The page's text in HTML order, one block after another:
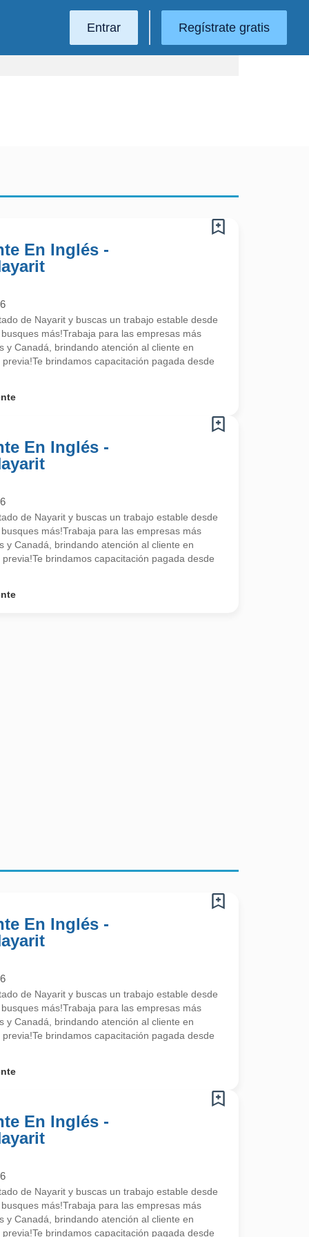
Entrar Regístrate gratis
En Inglés -
de Nayarit y buscas un trabajo estable desde
más!Trabaja para las empresas más
y Canadá, brindando atención al cliente en
brindamos capacitación pagada desde
En Inglés -
de Nayarit y buscas un trabajo estable desde
más!Trabaja para las empresas más
y Canadá, brindando atención al cliente en
brindamos capacitación pagada desde
En Inglés -
de Nayarit y buscas un trabajo estable desde
más!Trabaja para las empresas más
y Canadá, brindando atención al cliente en
brindamos capacitación pagada desde
En Inglés -
de Nayarit y buscas un trabajo estable desde
más!Trabaja para las empresas más
y Canadá, brindando atención al cliente en
brindamos capacitación pagada desde